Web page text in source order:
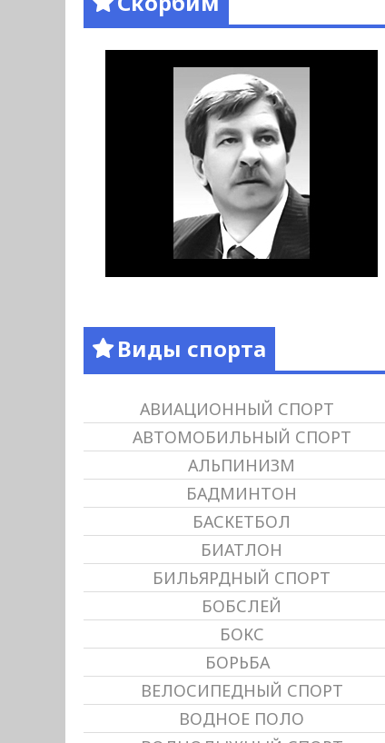
Виды спорта
АВИАЦИОННЫЙ СПОРТ
АВТОМОБИЛЬНЫЙ СПОРТ
АЛЬПИНИЗМ
БАДМИНТОН
БАСКЕТБОЛ
БИАТЛОН
БИЛЬЯРДНЫЙ СПОРТ
БОБСЛЕЙ
БОКС
БОРЬБА
ВЕЛОСИПЕДНЫЙ СПОРТ
ВОДНОЕ ПОЛО